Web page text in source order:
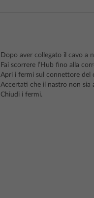
Dopo aver collegato il cavo a
Fai scorrere l’Hub fino alla
Apri i fermi sul connettore del
Accertati che il nastro non sia
Chiudi i fermi.